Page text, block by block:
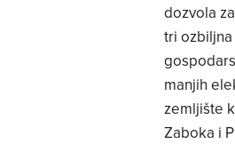
dozvola
tri
manjih
zemljište
Zaboka i